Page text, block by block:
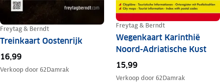
Freytag & Berndt
Treinkaart Oostenrijk
16,99
Verkoop door 62Damrak
Freytag & Berndt
Wegenkaart Karinthië
Noord-Adriatische Kust
15,99
Verkoop door 62Damrak